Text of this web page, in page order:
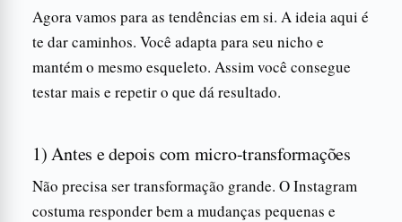
Agora vamos para as tendências em si. A ideia aqui é
te dar caminhos. Você adapta para seu nicho e
mantém o mesmo esqueleto. Assim você consegue
testar mais e repetir o que dá resultado.
1) Antes e depois com micro-transformações
Não precisa ser transformação grande. O Instagram
costuma responder bem a mudanças pequenas e